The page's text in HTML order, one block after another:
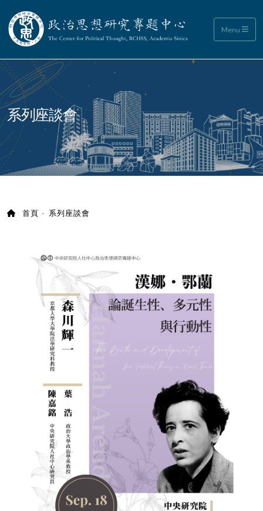
政治思想研究專題中心 Menu
:::
系列座談會
首頁 系列座談會